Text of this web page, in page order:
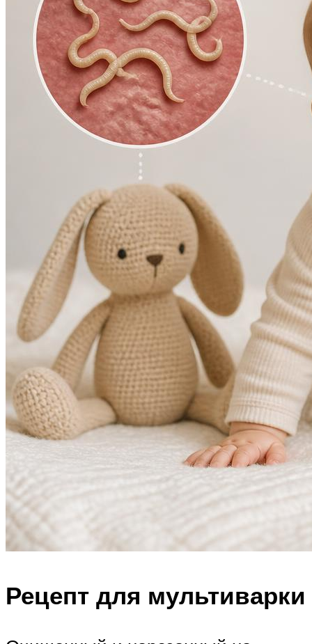
Рецепт для мультиварки